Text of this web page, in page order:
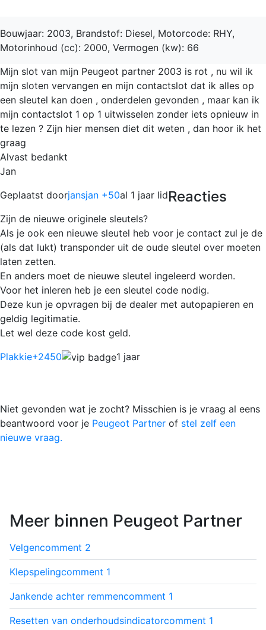
Bouwjaar: 2003, Brandstof: Diesel, Motorcode: RHY,
Motorinhoud (cc): 2000, Vermogen (kw): 66
Mijn slot van mijn Peugeot partner 2003 is rot , nu wil ik
mijn sloten vervangen en mijn contactslot dat ik alles op
een sleutel kan doen , onderdelen gevonden , maar kan ik
mijn contactslot 1 op 1 uitwisselen zonder iets opnieuw in
te lezen ? Zijn hier mensen diet dit weten , dan hoor ik het
graag
Alvast bedankt
Jan
Geplaatst doorjansjan +50al 1 jaar lidReacties
Zijn de nieuwe originele sleutels?
Als je ook een nieuwe sleutel heb voor je contact zul je de
(als dat lukt) transponder uit de oude sleutel over moeten
laten zetten.
En anders moet de nieuwe sleutel ingeleerd worden.
Voor het inleren heb je een sleutel code nodig.
Deze kun je opvragen bij de dealer met autopapieren en
geldig legitimatie.
Let wel deze code kost geld.
Plakkie+2450 1 jaar
Niet gevonden wat je zocht? Misschien is je vraag al eens
beantwoord voor je Peugeot Partner of stel zelf een
nieuwe vraag.
Meer binnen Peugeot Partner
Velgencomment 2
Klepspelingcomment 1
Jankende achter remmencomment 1
Resetten van onderhoudsindicatorcomment 1